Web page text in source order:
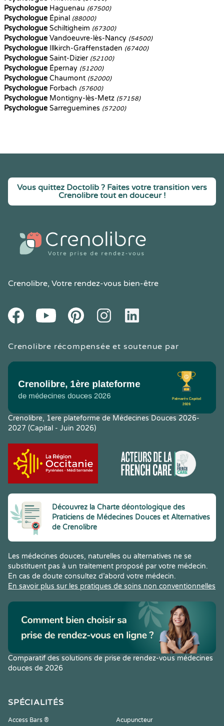
Psychologue Haguenau (67500)
Psychologue Épinal (88000)
Psychologue Schiltigheim (67300)
Psychologue Vandoeuvre-lès-Nancy (54500)
Psychologue Illkirch-Graffenstaden (67400)
Psychologue Saint-Dizier (52100)
Psychologue Épernay (51200)
Psychologue Chaumont (52000)
Psychologue Forbach (57600)
Psychologue Montigny-lès-Metz (57158)
Psychologue Sarreguemines (57200)
Vous quittez Doctolib ? Faites votre transition vers
Crenolibre tout en douceur !
Crenolibre, Votre rendez-vous bien-être
FacebookYoutube PinteresetInstagramLinkedIn
Crenolibre récompensée et soutenue par
Crenolibre, 1ere plateforme de Médecines Douces 2026-
2027 (Capital - Juin 2026)
Découvrez la Charte déontologique des
Praticiens de Médecines Douces et Alternatives
de Crenolibre
Les médecines douces, naturelles ou alternatives ne se
substituent pas à un traitement proposé par votre médecin.
En cas de doute consultez d’abord votre médecin.
En savoir plus sur les pratiques de soins non conventionnelles
Comparatif des solutions de prise de rendez-vous médecines
douces de 2026
SPÉCIALITÉS
Access Bars ®
Acupuncteur